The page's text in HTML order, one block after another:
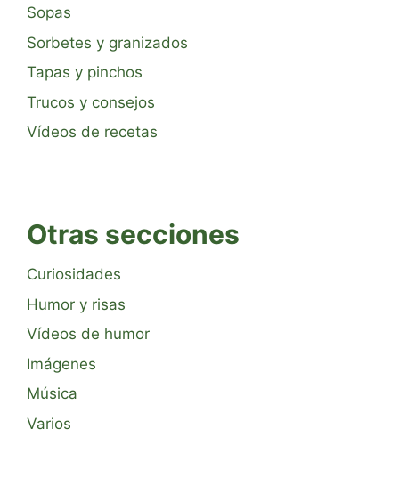
Sopas
Sorbetes y granizados
Tapas y pinchos
Trucos y consejos
Vídeos de recetas
Otras secciones
Curiosidades
Humor y risas
Vídeos de humor
Imágenes
Música
Varios